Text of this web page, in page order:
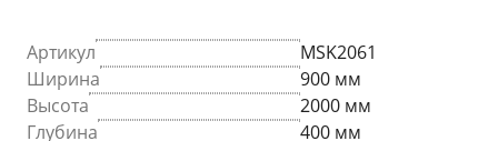
Артикул
MSK2061
Ширина
900 мм
Высота
2000 мм
Глубина
400 мм